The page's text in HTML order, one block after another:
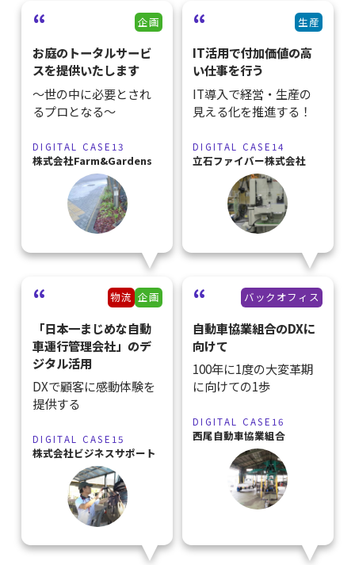
企画
お庭のトータルサービ
スを提供いたします
～世の中に必要とされ
るプロとなる～
DIGITAL CASE13
株式会社Farm&Gardens
生産
IT活用で付加価値の高
い仕事を行う
IT導入で経営・生産の
見える化を推進する！
DIGITAL CASE14
立石ファイバー株式会社
物流 企画
「日本一まじめな自動
車運行管理会社」のデ
ジタル活用
DXで顧客に感動体験を
提供する
DIGITAL CASE15
株式会社ビジネスサポート
バックオフィス
自動車協業組合のDXに
向けて
100年に1度の大変革期
に向けての1歩
DIGITAL CASE16
西尾自動車協業組合